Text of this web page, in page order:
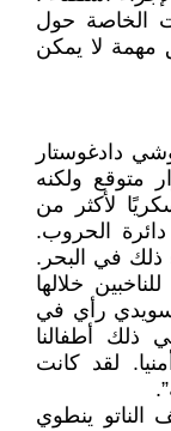
الخاصة حول
مهمة لا يمكن
دادغوستار
متوقع ولكنه
لأكثر من
دائرة الحروب.
ذلك في البحر.
خلالها
رأي في
ذلك أطفالنا
لقد كانت
الناتو ينطوي